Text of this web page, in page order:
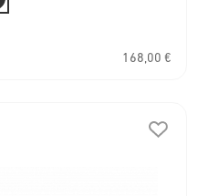
168,00 €